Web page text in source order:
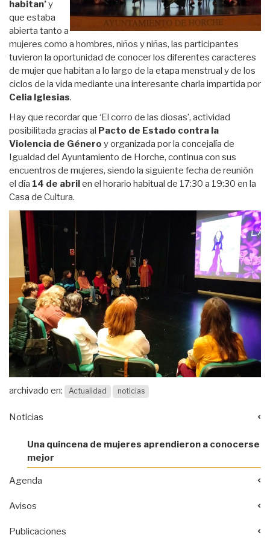
habitan’y
que estaba
abierta tanto a
mujeres como a hombres, niños y niñas, las participantes
tuvieron la oportunidad de conocer los diferentes caracteres
de mujer que habitan a lo largo de la etapa menstrual y de los
ciclos de la vida mediante una interesante charla impartida por
Celia Iglesias.
Hay que recordar que ‘El corro de las diosas’, actividad
posibilitada gracias al Pacto de Estado contra la
Violencia de Género y organizada por la concejalía de
Igualdad del Ayuntamiento de Horche, continua con sus
encuentros de mujeres, siendo la siguiente fecha de reunión
el día 14 de abrilen el horario habitual de 17:30 a 19:30 en la
Casa de Cultura.
archivado en: Actualidad noticias
Noticias
Una quincena de mujeres aprendieron a conocerse
mejor
Agenda
Avisos
Publicaciones